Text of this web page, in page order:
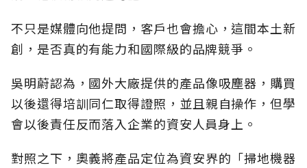
不只是媒體向他提問，客戶也會擔心，這間本土新
創，是否真的有能力和國際級的品牌競爭。
吳明蔚認為，國外大廠提供的產品像吸塵器，購買
以後還得培訓同仁取得證照，並且親自操作，但學
會以後責任反而落入企業的資安人員身上。
對照之下，奧義將產品定位為資安界的「掃地機器